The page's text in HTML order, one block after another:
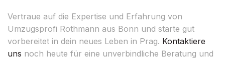
Vertraue auf die Expertise und Erfahrung von
Umzugsprofi Rothmann aus Bonn und starte gut
vorbereitet in dein neues Leben in Prag. Kontaktiere
uns noch heute für eine unverbindliche Beratung und